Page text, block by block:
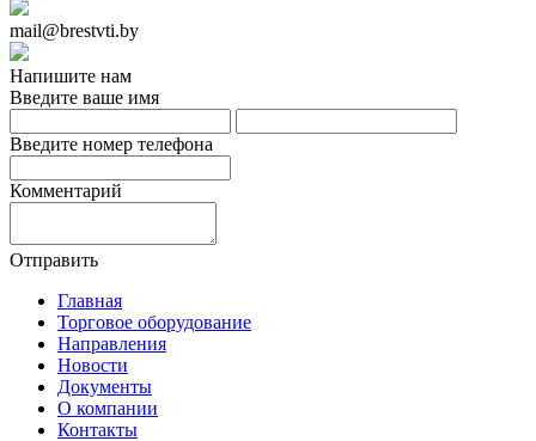
mail@brestvti.by
Напишите нам
Введите ваше имя
Введите номер телефона
Комментарий
Отправить
Главная
Торговое оборудование
Направления
Новости
Документы
О компании
Контакты